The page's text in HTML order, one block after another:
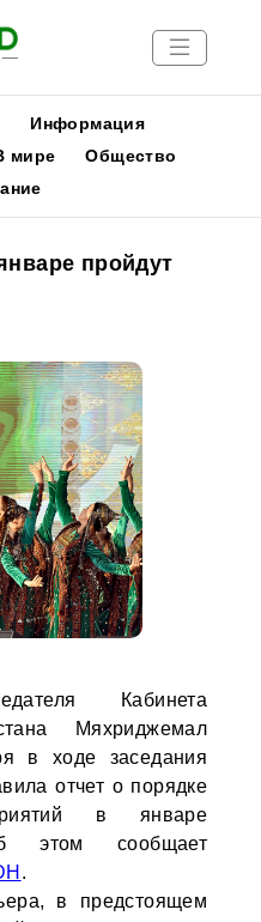
Информация
мире
Общество
пройдут
Кабинета
Мяхриджемал
в ходе заседания
отчет о порядке
в январе
этом сообщает
.
в предстоящем